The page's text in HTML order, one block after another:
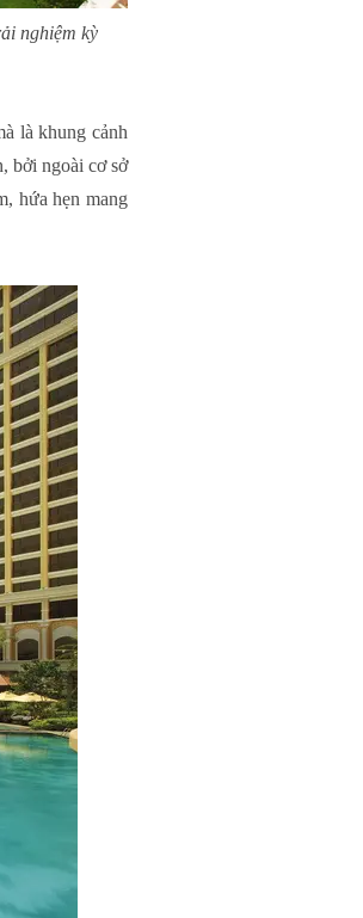
nghiệm kỳ
là khung cảnh
bởi ngoài cơ sở
hứa hẹn mang